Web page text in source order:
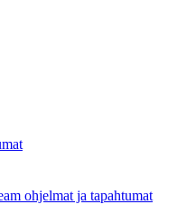
ohjelmat ja tapahtumat